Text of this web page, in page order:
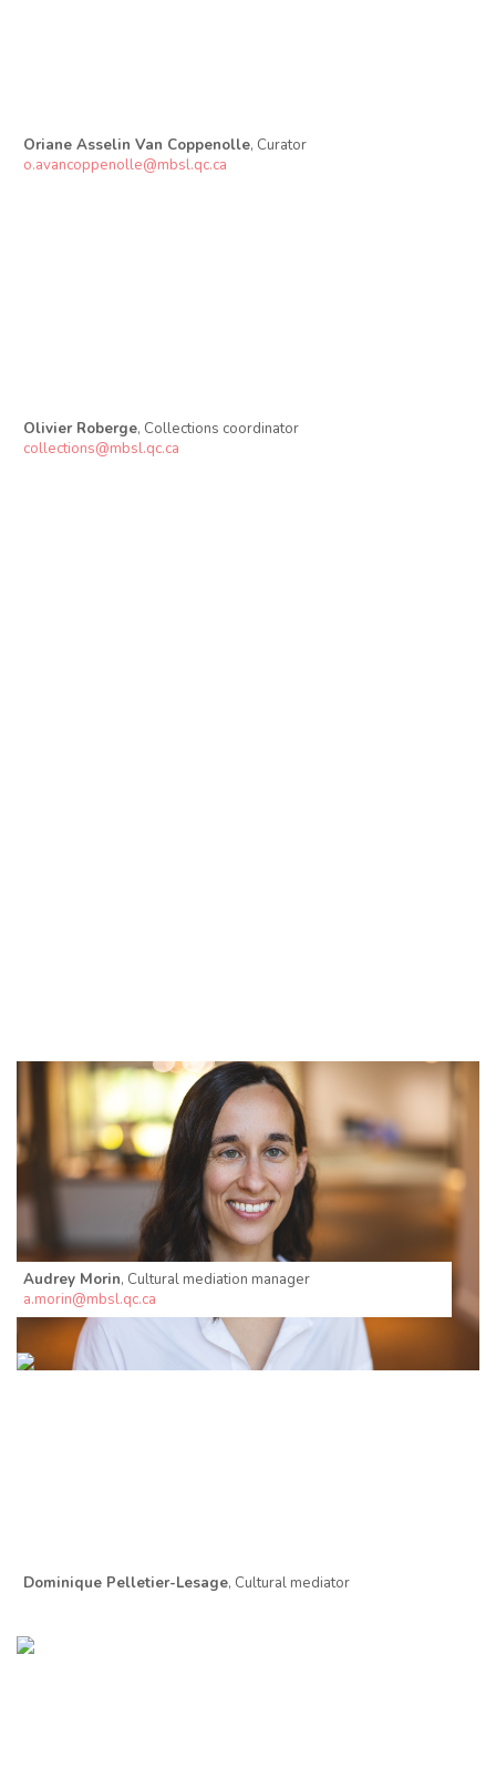
Oriane Asselin Van Coppenolle, Curator
o.avancoppenolle@mbsl.qc.ca
Olivier Roberge, Collections coordinator
collections@mbsl.qc.ca
Audrey Morin, Cultural mediation manager
a.morin@mbsl.qc.ca
Dominique Pelletier-Lesage, Cultural mediator